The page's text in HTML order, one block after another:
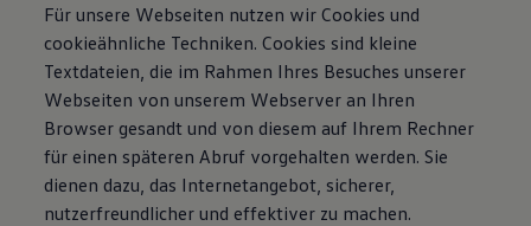
Für unsere Webseiten nutzen wir Cookies und
cookieähnliche Techniken. Cookies sind kleine
Textdateien, die im Rahmen Ihres Besuches unserer
Webseiten von unserem Webserver an Ihren
Browser gesandt und von diesem auf Ihrem Rechner
für einen späteren Abruf vorgehalten werden. Sie
dienen dazu, das Internetangebot, sicherer,
nutzerfreundlicher und effektiver zu machen.